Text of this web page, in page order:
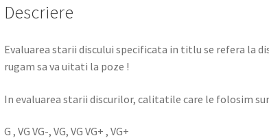
Descriere
Evaluarea starii discului specificata in titlu se refera la
rugam sa va uitati la poze !
In evaluarea starii discurilor, calitatile care le folosim
G , VG VG-, VG, VG VG+ , VG+